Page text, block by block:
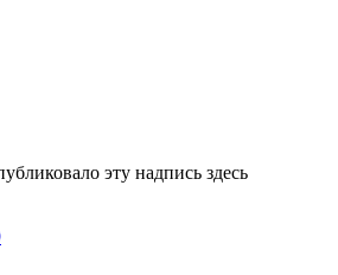
эту надпись здесь